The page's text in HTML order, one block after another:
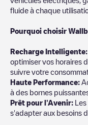
fluide à chaque
Pourquoi choisir
Recharge Intelligente:
optimiser vos horaires
suivre votre
Haute Performance:
à des bornes
Prêt pour l'Avenir:
s'adapter aux besoins